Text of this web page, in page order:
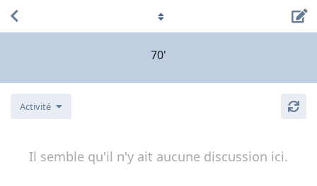
70'
Activité
Il semble qu'il n'y ait aucune discussion ici.